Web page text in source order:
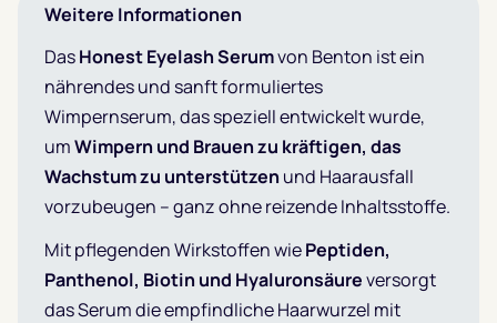
Weitere Informationen
DasHonest Eyelash Serumvon Benton ist ein
nährendes und sanft formuliertes
Wimpernserum, das speziell entwickelt wurde,
umWimpern und Brauen zu kräftigen, das
Wachstum zu unterstützen und Haarausfall
vorzubeugen – ganz ohne reizende Inhaltsstoffe.
Mit pflegenden Wirkstoffen wiePeptiden,
Panthenol, Biotin und Hyaluronsäureversorgt
das Serum die empfindliche Haarwurzel mit